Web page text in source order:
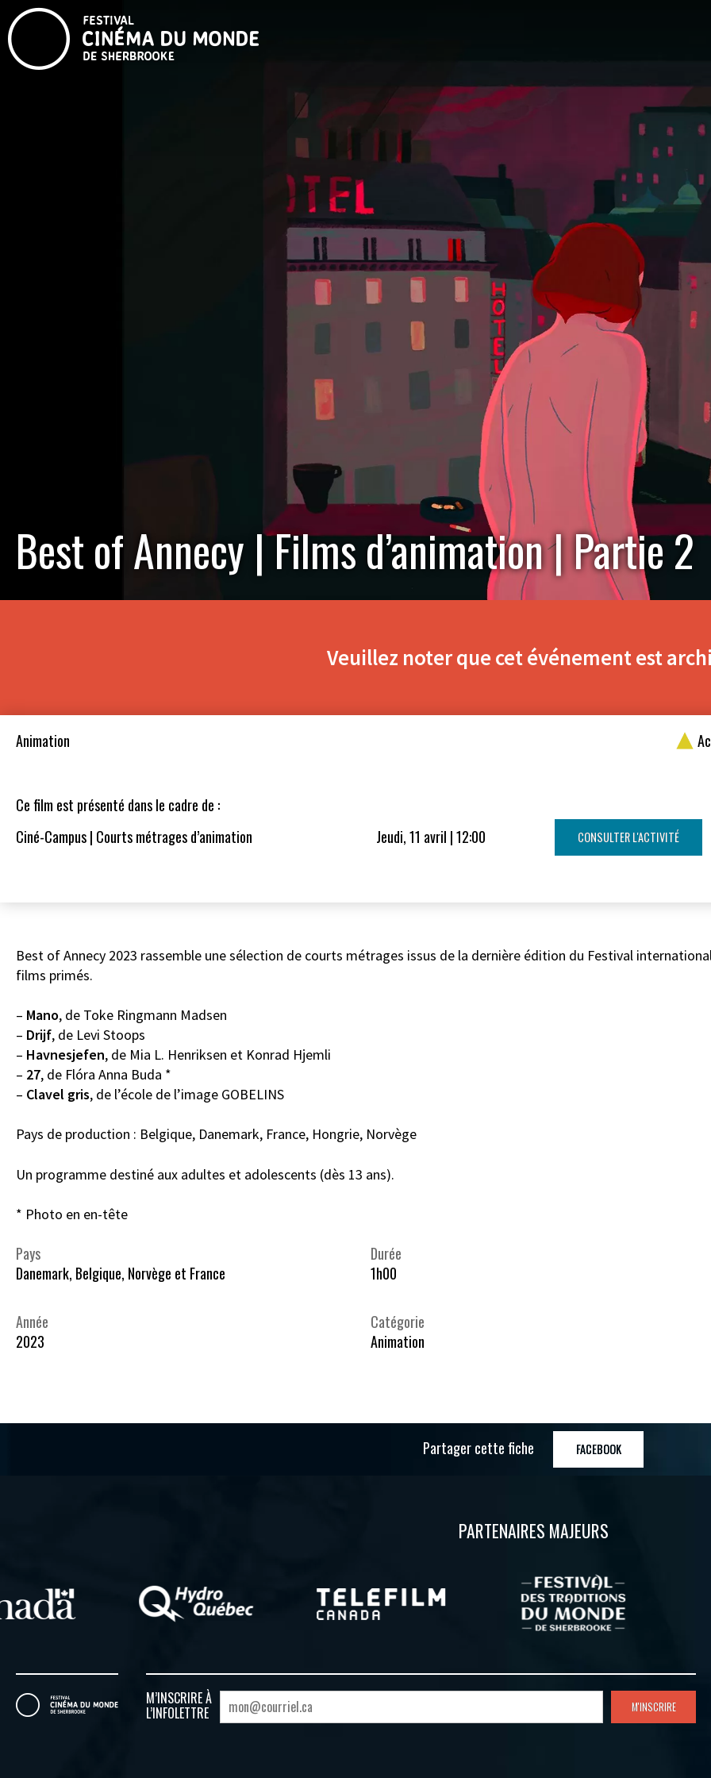
Best of Annecy | Films d’animation | Partie 2
Veuillez noter que cet événement est
Animation
Ce film est présenté dans le cadre de :
Ciné-Campus | Courts métrages d’animation
Jeudi, 11 avril | 12:00 CONSULTER L'ACTIVITÉ
Best of Annecy 2023 rassemble une sélection de courts métrages issus de la dernière édition du Festival
films primés.
– Mano, de Toke Ringmann Madsen
– Drijf, de Levi Stoops
– Havnesjefen, de Mia L. Henriksen et Konrad Hjemli
– 27, de Flóra Anna Buda *
– Clavel gris, de l’école de l’image GOBELINS
Pays de production : Belgique, Danemark, France, Hongrie, Norvège
Un programme destiné aux adultes et adolescents (dès 13 ans).
* Photo en en-tête
Pays
Danemark, Belgique, Norvège et France
Année
2023
Durée
1h00
Catégorie
Animation
Partager cette fiche FACEBOOK
PARTENAIRES MAJEURS
M’INSCRIRE À
L’INFOLETTRE M'INSCRIRE